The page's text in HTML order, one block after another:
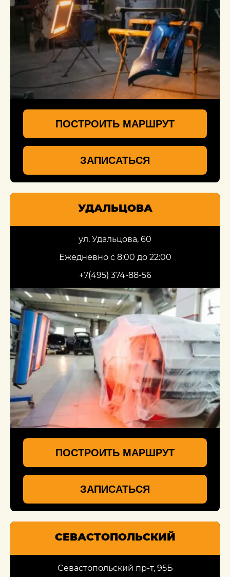
ПОСТРОИТЬ МАРШРУТ
ЗАПИСАТЬСЯ
УДАЛЬЦОВА
ул. Удальцова, 60
Ежедневно с 8:00 до 22:00
+7(495) 374-88-56
ПОСТРОИТЬ МАРШРУТ
ЗАПИСАТЬСЯ
СЕВАСТОПОЛЬСКИЙ
Севастопольский пр-т, 95Б